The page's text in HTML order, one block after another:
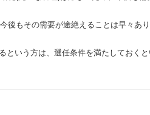
後もその需要が途絶えることは早々あ
という方は、選任条件を満たしておく